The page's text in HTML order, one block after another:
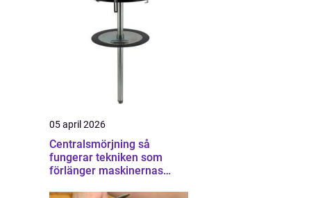
05 april 2026
Centralsmörjning så
fungerar tekniken som
förlänger maskinernas